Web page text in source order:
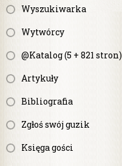
Wyszukiwarka
Wytwórcy
@Katalog (5 + 821 stron)
Artykuły
Bibliografia
Zgłoś swój guzik
Księga gości